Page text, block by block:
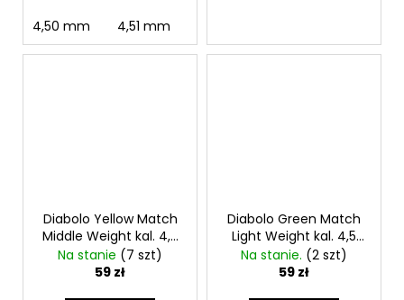
4,50 mm 4,51 mm
Diabolo Yellow Match
Middle Weight kal. 4,5
mm . 177
Na stanie (7 szt)
59 zł
Diabolo Green Match
Light Weight kal. 4,5
mm
Na stanie. (2 szt)
59 zł